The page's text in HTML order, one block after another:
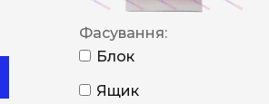
Фасування:
Блок
Ящик